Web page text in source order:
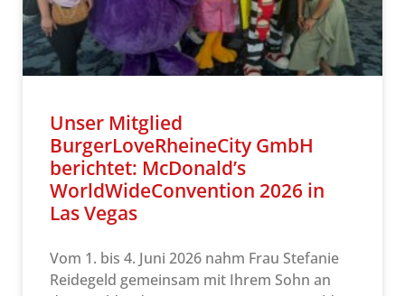
Unser Mitglied
BurgerLoveRheineCity GmbH
berichtet: McDonald’s
WorldWideConvention 2026 in
Las Vegas
Vom 1. bis 4. Juni 2026 nahm Frau Stefanie
Reidegeld gemeinsam mit Ihrem Sohn an